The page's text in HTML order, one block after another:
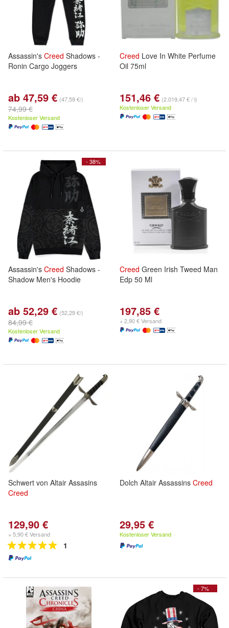
Assassin's Creed Shadows -
Ronin Cargo Joggers
ab 47,59 € (47,59 €/)
74,99 €
Kostenloser Versand
Creed Love In White Perfume
Oil 75ml
151,46 € (2.019,47 € / l)
Kostenloser Versand
- 38%
Assassin's Creed Shadows -
Shadow Men's Hoodie
ab 52,29 € (52,29 €/)
84,99 €
Kostenloser Versand
Creed Green Irish Tweed Man
Edp 50 Ml
197,85 €
+ 2,90 € Versand
Schwert von Altair Assasins
Creed
129,90 €
+ 5,90 € Versand
1
Dolch Altair Assassins Creed
29,95 €
Kostenloser Versand
- 7%